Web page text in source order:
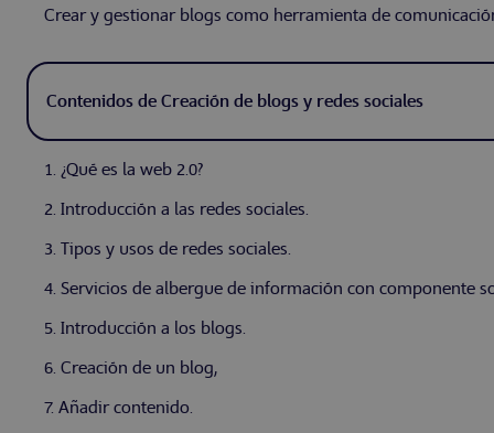
Crear y gestionar blogs como herramienta de
Contenidos de Creación de blogs y redes sociales
1. ¿Qué es la web 2.0?
2. Introducción a las redes sociales.
3. Tipos y usos de redes sociales.
4. Servicios de albergue de información con componente
5. Introducción a los blogs.
6. Creación de un blog,
7. Añadir contenido.